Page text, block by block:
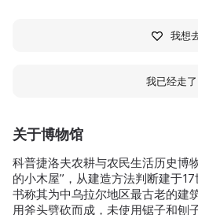
关于博物馆
科普捷洛夫农耕与农民生活历史博
的小木屋”，从建造方法判断建于
书称其为中乌拉尔地区最古老的建
用斧头劈砍而成，未使用锯子和刨
我想
我已经走了